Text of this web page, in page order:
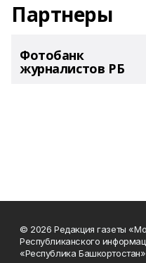
Партнеры
Фотобанк
журналистов РБ
© 2026 Редакция газеты
Республиканского
«Республика Башкортостан»